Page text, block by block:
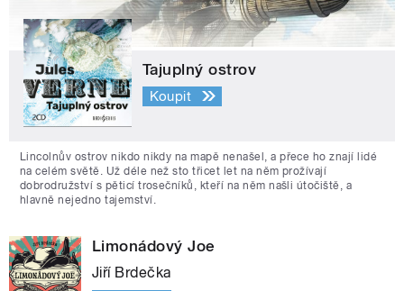
Tajuplný ostrov
Koupit
Lincolnův ostrov nikdo nikdy na mapě nenašel, a přece ho znají lidé
na celém světě. Už déle než sto třicet let na něm prožívají
dobrodružství s pěticí trosečníků, kteří na něm našli útočiště, a
hlavně nejedno tajemství.
Limonádový Joe
Jiří Brdečka